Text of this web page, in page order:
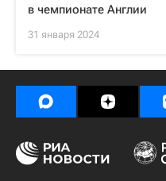
в чемпионате Англии
31 января 2024